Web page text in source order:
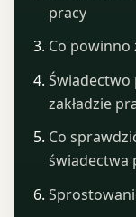
pracy
Co powinno
Świadectwo
zakładzie
Co
świadectwa